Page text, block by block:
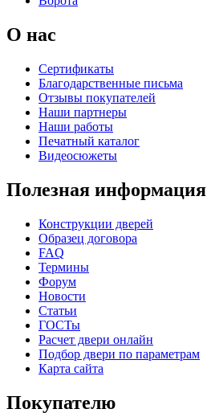
О нас
Сертификаты
Благодарственные письма
Отзывы покупателей
Наши партнеры
Наши работы
Печатный каталог
Видеосюжеты
Полезная информация
Конструкции дверей
Образец договора
FAQ
Термины
Форум
Новости
Статьи
ГОСТы
Расчет двери онлайн
Подбор двери по параметрам
Карта сайта
Покупателю